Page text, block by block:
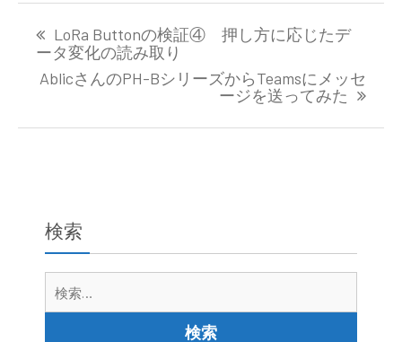
ー
LoRa Buttonの検証④ 押し方に応じたデ
ータ変化の読み取り
AblicさんのPH-BシリーズからTeamsにメッセ
ージを送ってみた
検索